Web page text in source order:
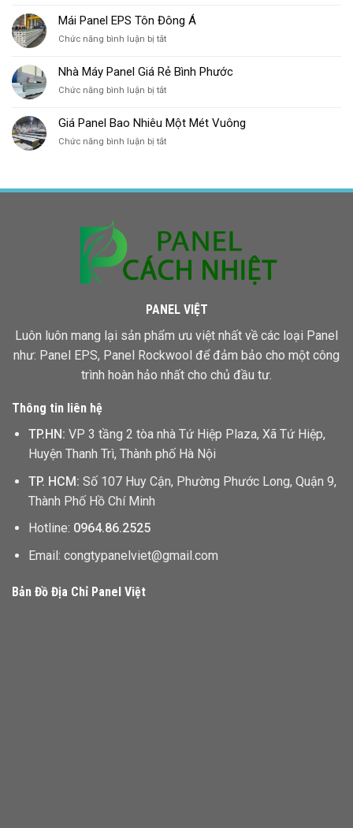
Giá
Bao
Nhiêu
Tôn
Chống
Dột
Mùa
Ở
Mái Panel EPS Tôn Đông Á
Chức năng bình luận bị tắtở
Panel
EPS
Tôn
Á
Nhà Máy Panel Giá Rẻ Bình Phước
Chức năng bình luận bị tắtở
Máy
Panel
Giá
Giá Panel Bao Nhiêu Một Mét Vuông
Chức năng bình luận bị tắtở
Nhiêu
Vuông
PANEL VIỆT
Luôn luôn mang lại sản phẩm ưu việt nhất về các loại Panel
như: Panel EPS, Panel Rockwool để đảm bảo cho một công
trình hoàn hảo nhất cho chủ đầu tư.
Thông tin liên hệ
TP.HN: VP 3 tầng 2 tòa nhà Tứ Hiệp Plaza, Xã Tứ Hiệp,
Huyện Thanh Trì, Thành phố Hà Nội
TP. HCM: Số 107 Huy Cận, Phường Phước Long, Quận 9,
Thành Phố Hồ Chí Minh
Hotline: 0964.86.2525
Email: congtypanelviet@gmail.com
Bản Đồ Địa Chỉ Panel Việt